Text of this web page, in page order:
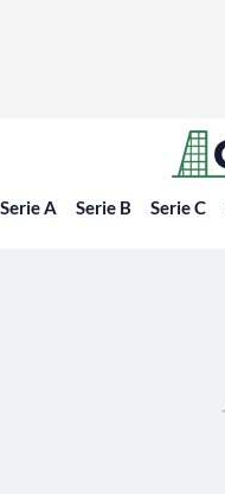
Serie A Serie B Serie C